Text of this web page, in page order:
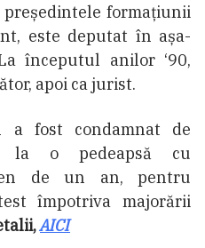
președintele formațiunii
este deputat în așa-
începutul anilor ‘90,
apoi ca jurist.
a fost condamnat de
la o pedeapsă cu
de un an, pentru
împotriva majorării
AICI